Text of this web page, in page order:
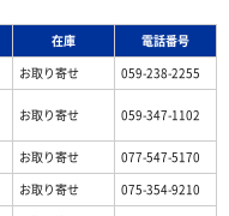
在庫
電話番号
お取り寄せ 059-238-2255
お取り寄せ 059-347-1102
お取り寄せ
077-547-5170
お取り寄せ
075-354-9210